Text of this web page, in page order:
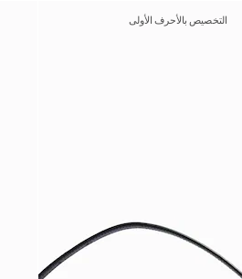
التخصيص بالأحرف الأولى